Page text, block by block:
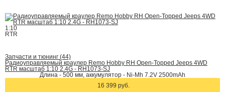
1:10
RTR
Запчасти и тюнинг (44)
Радиоуправляемый краулер Remo Hobby RH Open-Topped Jeeps 4WD
RTR масштаб 1:10 2.4G - RH1073-SJ
Длина - 500 мм, аккумулятор - Ni-Mh 7.2V 2500mAh
16 399 руб.